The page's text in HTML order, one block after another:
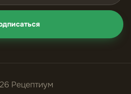
Рецептиум